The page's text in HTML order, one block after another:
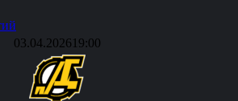
03.04.2026 19:00